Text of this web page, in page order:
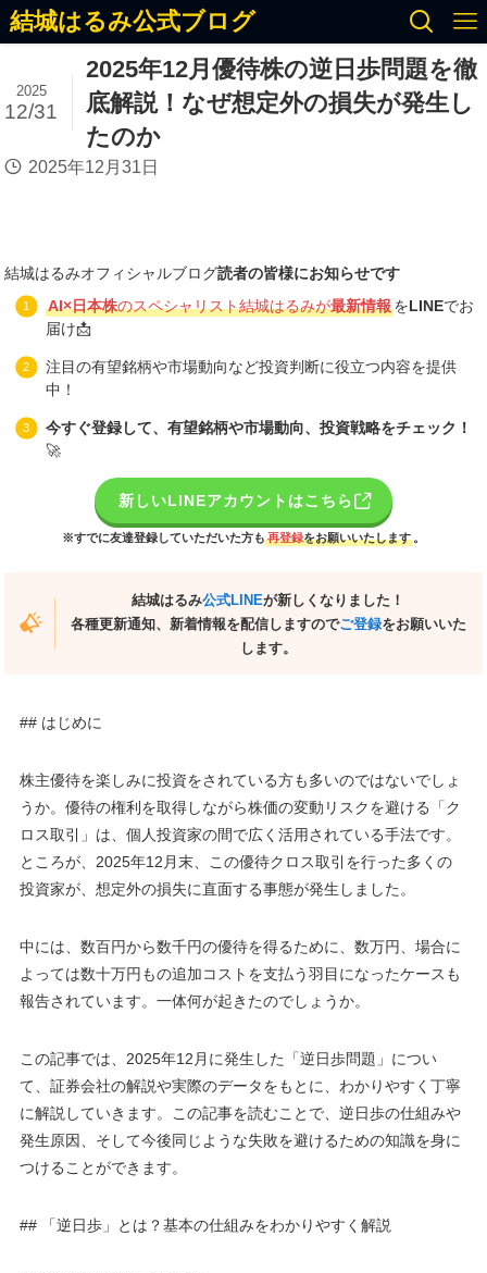
結城はるみ公式ブログ
2025年12月優待株の逆日歩問題を徹
底解説！なぜ想定外の損失が発生し
たのか
2025
12/31
2025年12月31日
結城はるみオフィシャルブログ読者の皆様にお知らせです
AI×日本株のスペシャリスト結城はるみが最新情報をLINEでお
届け📩
注目の有望銘柄や市場動向など投資判断に役立つ内容を提供
中！
今すぐ登録して、有望銘柄や市場動向、投資戦略をチェック！
🚀
新しいLINEアカウントはこちら
※すでに友達登録していただいた方も 再登録をお願いいたします 。
結城はるみ公式LINEが新しくなりました！
各種更新通知、新着情報を配信しますのでご登録をお願いいた
します。
## はじめに
株主優待を楽しみに投資をされている方も多いのではないでしょ
うか。優待の権利を取得しながら株価の変動リスクを避ける「ク
ロス取引」は、個人投資家の間で広く活用されている手法です。
ところが、2025年12月末、この優待クロス取引を行った多くの
投資家が、想定外の損失に直面する事態が発生しました。
中には、数百円から数千円の優待を得るために、数万円、場合に
よっては数十万円もの追加コストを支払う羽目になったケースも
報告されています。一体何が起きたのでしょうか。
この記事では、2025年12月に発生した「逆日歩問題」につい
て、証券会社の解説や実際のデータをもとに、わかりやすく丁寧
に解説していきます。この記事を読むことで、逆日歩の仕組みや
発生原因、そして今後同じような失敗を避けるための知識を身に
つけることができます。
## 「逆日歩」とは？基本の仕組みをわかりやすく解説